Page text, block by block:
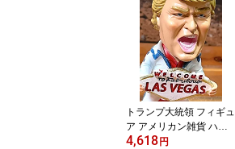
トランプ大統領 フィギュ
ア アメリカン雑貨 ハワ
イアン雑貨 ボビングヘッ
4,618円